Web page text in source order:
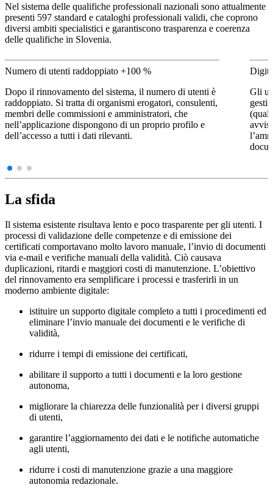
Nel sistema delle qualifiche professionali nazionali sono attualmente
presenti 597 standard e cataloghi professionali validi, che coprono
diversi ambiti specialistici e garantiscono trasparenza e coerenza
delle qualifiche in Slovenia.
Numero di utenti raddoppiato +100 %
Dopo il rinnovamento del sistema, il numero di utenti è
raddoppiato. Si tratta di organismi erogatori, consulenti,
membri delle commissioni e amministratori, che
nell’applicazione dispongono di un proprio profilo e
dell’accesso a tutti i dati rilevanti.
Gli
La sfida
Il sistema esistente risultava lento e poco trasparente per gli utenti. I
processi di validazione delle competenze e di emissione dei
certificati comportavano molto lavoro manuale, l’invio di documenti
via e‑mail e verifiche manuali della validità. Ciò causava
duplicazioni, ritardi e maggiori costi di manutenzione. L’obiettivo
del rinnovamento era semplificare i processi e trasferirli in un
moderno ambiente digitale:
istituire un supporto digitale completo a tutti i procedimenti ed
eliminare l’invio manuale dei documenti e le verifiche di
validità,
ridurre i tempi di emissione dei certificati,
abilitare il supporto a tutti i documenti e la loro gestione
autonoma,
migliorare la chiarezza delle funzionalità per i diversi gruppi
di utenti,
garantire l’aggiornamento dei dati e le notifiche automatiche
agli utenti,
ridurre i costi di manutenzione grazie a una maggiore
autonomia redazionale.